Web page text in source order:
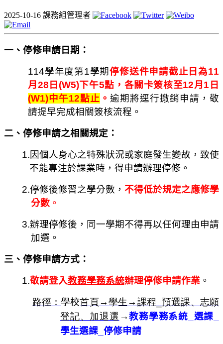
2025-10-16 課務組管理者
一、停修申請日期：
114學年度第1學期停修送件申請截止日為11
月28日(W5)下午5點，各關卡簽核至12月1日
(W1)中午12點止 。 逾期將逕行撤銷申請，敬
請提早完成相關簽核流程。
二、停修申請之相關規定：
1.因個人身心之特殊狀況或家庭發生變故，致使
不能專注於課業時，得申請辦理停修。
2.停修後修習之學分數， 不得低於規定之應修學
分數 。
3.辦理停修後，同一學期不得再以任何理由申請
加選。
三、停修申請方式：
1.敬請登入教務學務系統辦理停修申請作業。
路徑： 學校首頁→學生→ 課程_ 預選課、志願
登記、加退選 →教務學務系統_選課_
學生選課_停修申請